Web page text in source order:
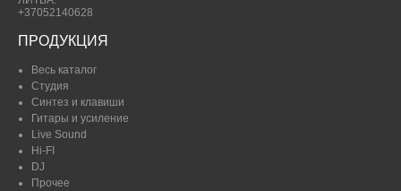
+37052140628
ПРОДУКЦИЯ
Весь каталог
Студия
Синтез и клавиши
Гитары и усиление
Live Sound
Hi-FI
DJ
Прочее